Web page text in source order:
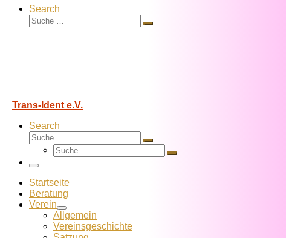
Search
Suche
Suche
Trans-Ident e.V.
Search
Suche
Suche
Suche
Suche
Menü
Startseite
Beratung
Verein
Allgemein
Vereins­geschichte